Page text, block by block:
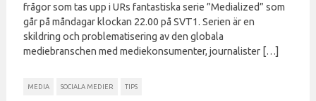
frågor som tas upp i URs fantastiska serie ”Medialized” som
går på måndagar klockan 22.00 på SVT1. Serien är en
skildring och problematisering av den globala
mediebranschen med mediekonsumenter, journalister […]
MEDIA SOCIALA MEDIER TIPS